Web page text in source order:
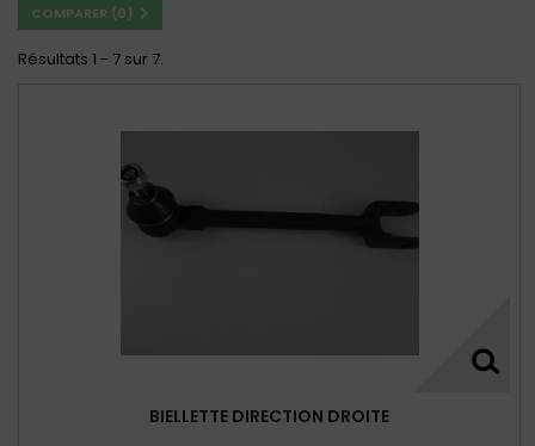
COMPARER (0)
Résultats 1 - 7 sur 7.
BIELLETTE DIRECTION DROITE